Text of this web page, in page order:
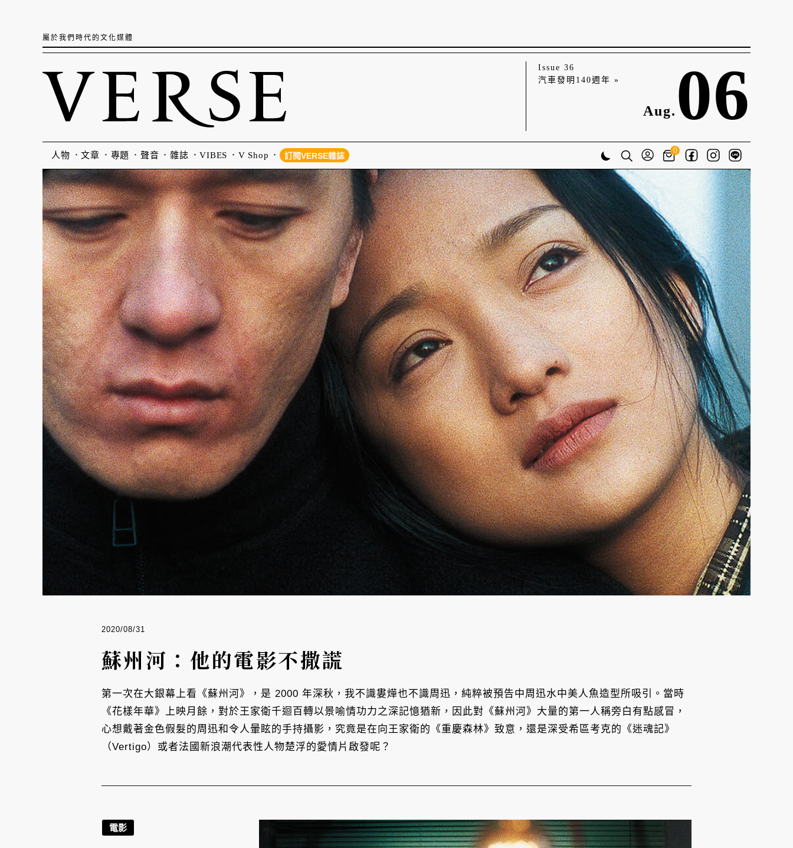
屬於我們時代的文化媒體
Issue 36
汽車發明140週年 »
Aug. 06
人物 文章 專題 聲音 雜誌 VIBES V Shop 訂閱VERSE雜誌
0
2020/08/31
蘇州河：他的電影不撒謊
第一次在大銀幕上看《蘇州河》，是 2000 年深秋，我不識婁燁也不識周迅，純粹被預告中周迅水中美人魚造型所吸引。當時
《花樣年華》上映月餘，對於王家衛千迴百轉以景喻情功力之深記憶猶新，因此對《蘇州河》大量的第一人稱旁白有點感冒，
心想戴著金色假髮的周迅和令人暈眩的手持攝影，究竟是在向王家衛的《重慶森林》致意，還是深受希區考克的《迷魂記》
（Vertigo）或者法國新浪潮代表性人物楚浮的愛情片啟發呢？
電影